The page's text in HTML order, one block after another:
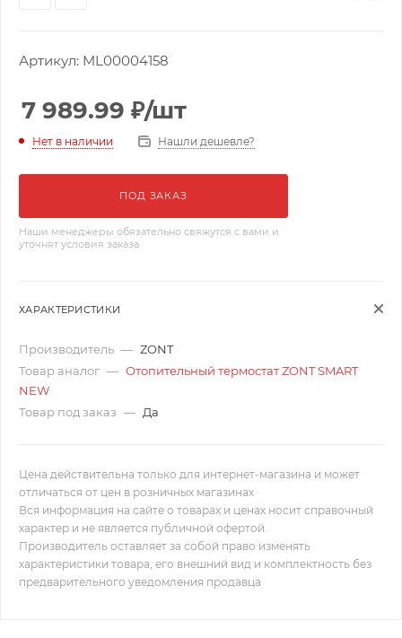
Артикул: ML00004158
7 989.99 ₽/шт
Нет в наличии Нашли дешевле?
ПОД ЗАКАЗ
Наши менеджеры обязательно свяжутся с вами и
уточнят условия заказа
ХАРАКТЕРИСТИКИ
Производитель — ZONT
Товар аналог — Отопительный термостат ZONT SMART
NEW
Товар под заказ — Да
Цена действительна только для интернет-магазина и может
отличаться от цен в розничных магазинах
Вся информация на сайте о товарах и ценах носит справочный
характер и не является публичной офертой.
Производитель оставляет за собой право изменять
характеристики товара, его внешний вид и комплектность без
предварительного уведомления продавца